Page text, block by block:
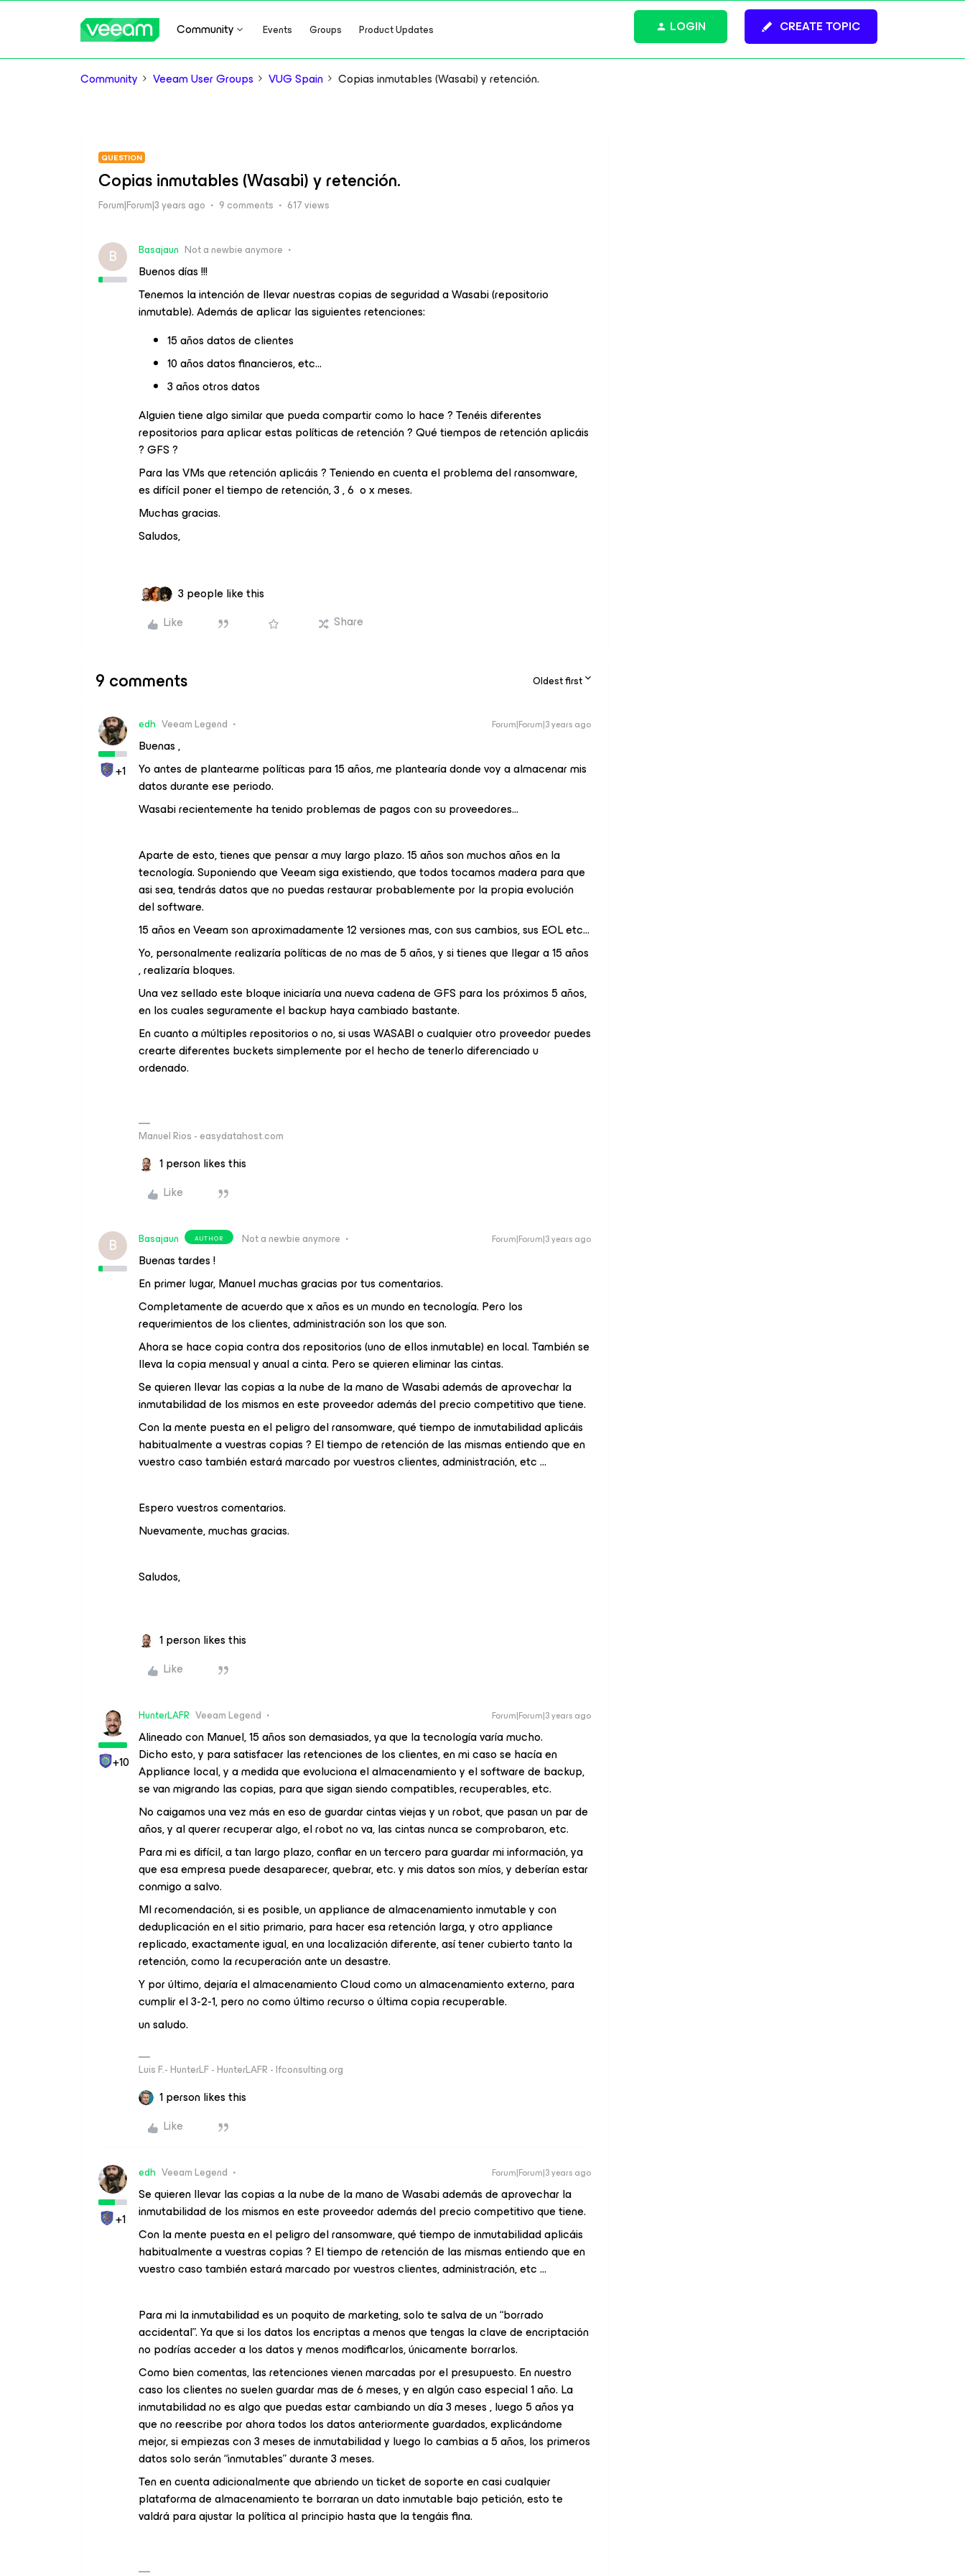
Community Events Groups Product Updates CREATE TOPIC
LOGIN
Community Veeam User Groups VUG Spain Copias inmutables (Wasabi) y retención.
QUESTION
Copias inmutables (Wasabi) y retención.
Forum|Forum|3 years ago 9 comments 617 views
B Basajaun Not a newbie anymore
Buenos días !!!
Tenemos la intención de llevar nuestras copias de seguridad a Wasabi (repositorio
inmutable). Además de aplicar las siguientes retenciones:
15 años datos de clientes
10 años datos financieros, etc…
3 años otros datos
Alguien tiene algo similar que pueda compartir como lo hace ? Tenéis diferentes
repositorios para aplicar estas políticas de retención ? Qué tiempos de retención aplicáis
? GFS ?
Para las VMs que retención aplicáis ? Teniendo en cuenta el problema del ransomware,
es difícil poner el tiempo de retención, 3 , 6 o x meses.
Muchas gracias.
Saludos,
3 people like this
Like
Share
9 comments Oldest first
+1
edh Veeam Legend Forum|Forum|3 years ago
Buenas ,
Yo antes de plantearme políticas para 15 años, me plantearía donde voy a almacenar mis
datos durante ese periodo.
Wasabi recientemente ha tenido problemas de pagos con su proveedores...
Aparte de esto, tienes que pensar a muy largo plazo. 15 años son muchos años en la
tecnología. Suponiendo que Veeam siga existiendo, que todos tocamos madera para que
asi sea, tendrás datos que no puedas restaurar probablemente por la propia evolución
del software.
15 años en Veeam son aproximadamente 12 versiones mas, con sus cambios, sus EOL etc...
Yo, personalmente realizaría políticas de no mas de 5 años, y si tienes que llegar a 15 años
, realizaría bloques.
Una vez sellado este bloque iniciaría una nueva cadena de GFS para los próximos 5 años,
en los cuales seguramente el backup haya cambiado bastante.
En cuanto a múltiples repositorios o no, si usas WASABI o cualquier otro proveedor puedes
crearte diferentes buckets simplemente por el hecho de tenerlo diferenciado u
ordenado.
Manuel Rios - easydatahost.com
1 person likes this
Like
B Basajaun AUTHOR Not a newbie anymore Forum|Forum|3 years ago
Buenas tardes !
En primer lugar, Manuel muchas gracias por tus comentarios.
Completamente de acuerdo que x años es un mundo en tecnología. Pero los
requerimientos de los clientes, administración son los que son.
Ahora se hace copia contra dos repositorios (uno de ellos inmutable) en local. También se
lleva la copia mensual y anual a cinta. Pero se quieren eliminar las cintas.
Se quieren llevar las copias a la nube de la mano de Wasabi además de aprovechar la
inmutabilidad de los mismos en este proveedor además del precio competitivo que tiene.
Con la mente puesta en el peligro del ransomware, qué tiempo de inmutabilidad aplicáis
habitualmente a vuestras copias ? El tiempo de retención de las mismas entiendo que en
vuestro caso también estará marcado por vuestros clientes, administración, etc …
Espero vuestros comentarios.
Nuevamente, muchas gracias.
Saludos,
1 person likes this
Like
+10
HunterLAFR Veeam Legend Forum|Forum|3 years ago
Alineado con Manuel, 15 años son demasiados, ya que la tecnología varía mucho.
Dicho esto, y para satisfacer las retenciones de los clientes, en mi caso se hacía en
Appliance local, y a medida que evoluciona el almacenamiento y el software de backup,
se van migrando las copias, para que sigan siendo compatibles, recuperables, etc.
No caigamos una vez más en eso de guardar cintas viejas y un robot, que pasan un par de
años, y al querer recuperar algo, el robot no va, las cintas nunca se comprobaron, etc.
Para mi es difícil, a tan largo plazo, confiar en un tercero para guardar mi información, ya
que esa empresa puede desaparecer, quebrar, etc. y mis datos son míos, y deberían estar
conmigo a salvo.
MI recomendación, si es posible, un appliance de almacenamiento inmutable y con
deduplicación en el sitio primario, para hacer esa retención larga, y otro appliance
replicado, exactamente igual, en una localización diferente, así tener cubierto tanto la
retención, como la recuperación ante un desastre.
Y por último, dejaría el almacenamiento Cloud como un almacenamiento externo, para
cumplir el 3-2-1, pero no como último recurso o última copia recuperable.
un saludo.
Luis F.- HunterLF - HunterLAFR - lfconsulting.org
1 person likes this
Like
+1
edh Veeam Legend Forum|Forum|3 years ago
Se quieren llevar las copias a la nube de la mano de Wasabi además de aprovechar la
inmutabilidad de los mismos en este proveedor además del precio competitivo que tiene.
Con la mente puesta en el peligro del ransomware, qué tiempo de inmutabilidad aplicáis
habitualmente a vuestras copias ? El tiempo de retención de las mismas entiendo que en
vuestro caso también estará marcado por vuestros clientes, administración, etc …
Para mi la inmutabilidad es un poquito de marketing, solo te salva de un “borrado
accidental”. Ya que si los datos los encriptas a menos que tengas la clave de encriptación
no podrías acceder a los datos y menos modificarlos, únicamente borrarlos.
Como bien comentas, las retenciones vienen marcadas por el presupuesto. En nuestro
caso los clientes no suelen guardar mas de 6 meses, y en algún caso especial 1 año. La
inmutabilidad no es algo que puedas estar cambiando un día 3 meses , luego 5 años ya
que no reescribe por ahora todos los datos anteriormente guardados, explicándome
mejor, si empiezas con 3 meses de inmutabilidad y luego lo cambias a 5 años, los primeros
datos solo serán “inmutables” durante 3 meses.
Ten en cuenta adicionalmente que abriendo un ticket de soporte en casi cualquier
plataforma de almacenamiento te borraran un dato inmutable bajo petición, esto te
valdrá para ajustar la política al principio hasta que la tengáis fina.